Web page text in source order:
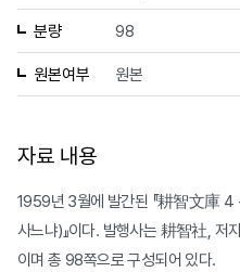
분량 98
원본여부 원본
자료 내용
1959년 3월에 발간된 『耕智文庫 4
사느냐)』이다. 발행사는 耕智社, 저
이며 총 98쪽으로 구성되어 있다.